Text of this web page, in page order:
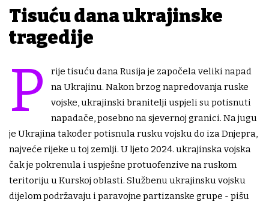
Tisuću dana ukrajinske
tragedije
P
rije tisuću dana Rusija je započela veliki napad
na Ukrajinu. Nakon brzog napredovanja ruske
vojske, ukrajinski branitelji uspjeli su potisnuti
napadače, posebno na sjevernoj granici. Na jugu
je Ukrajina također potisnula rusku vojsku do iza Dnjepra,
najveće rijeke u toj zemlji. U ljeto 2024. ukrajinska vojska
čak je pokrenula i uspješne protuofenzive na ruskom
teritoriju u Kurskoj oblasti. Službenu ukrajinsku vojsku
dijelom podržavaju i paravojne partizanske grupe - pišu